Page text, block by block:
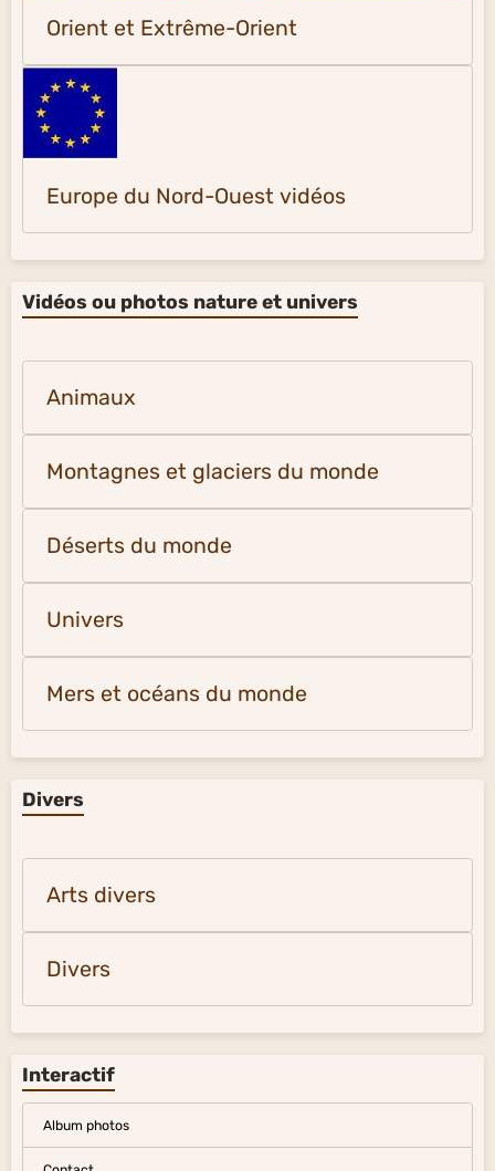
Orient et Extrême-Orient
Europe du Nord-Ouest vidéos
Vidéos ou photos nature et univers
Animaux
Montagnes et glaciers du monde
Déserts du monde
Univers
Mers et océans du monde
Divers
Arts divers
Divers
Interactif
Album photos